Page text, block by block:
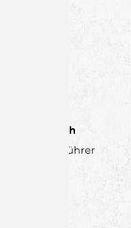
Sendelbach
Geschäftsführer